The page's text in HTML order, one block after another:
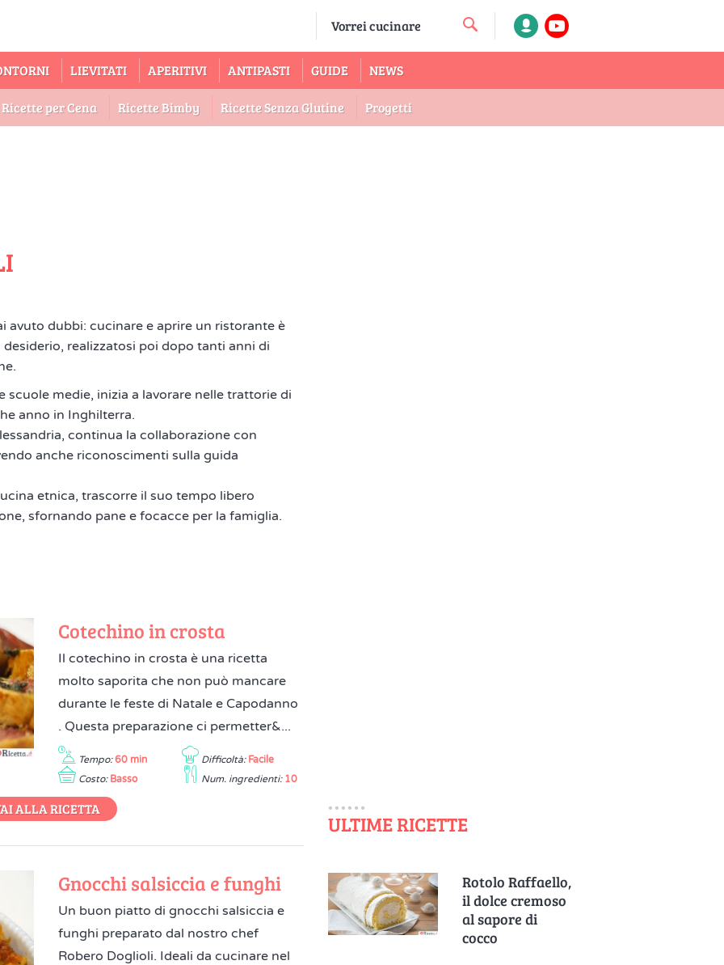
LIEVITATI APERITIVI ANTIPASTI GUIDE NEWS
Ricette per Cena Ricette Bimby Ricette Senza Glutine Progetti
avuto dubbi: cucinare e aprire un ristorante è
realizzatosi poi dopo tanti anni di
scuole medie, inizia a lavorare nelle trattorie di
anno in Inghilterra.
continua la collaborazione con
anche riconoscimenti sulla guida
etnica, trascorre il suo tempo libero
sfornando pane e focacce per la famiglia.
Cotechino in crosta
Il cotechino in crosta è una ricetta
molto saporita che non può mancare
durante le feste di Natale e Capodanno
. Questa preparazione ci permetter&...
Tempo: 60 min Difficoltà: Facile
Costo: Basso Num. ingredienti: 10
ALLA RICETTA
Gnocchi salsiccia e funghi
Un buon piatto di gnocchi salsiccia e
funghi preparato dal nostro chef
Robero Doglioli. Ideali da cucinare nel
ULTIME RICETTE
Rotolo Raffaello,
il dolce cremoso
al sapore di
cocco